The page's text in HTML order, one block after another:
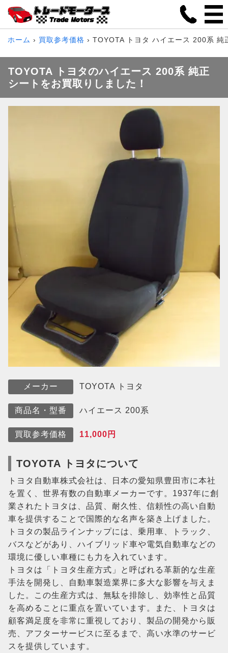
ホーム 買取参考価格 TOYOTA トヨタ ハイエース 200系 純
TOYOTA トヨタのハイエース 200系 純正
シートをお買取りしました！
メーカー TOYOTA トヨタ
商品名・型番 ハイエース 200系
買取参考価格 11,000円
TOYOTA トヨタについて
トヨタ自動車株式会社は、日本の愛知県豊田市に本社
を置く、世界有数の自動車メーカーです。1937年に創
業されたトヨタは、品質、耐久性、信頼性の高い自動
車を提供することで国際的な名声を築き上げました。
トヨタの製品ラインナップには、乗用車、トラック、
バスなどがあり、ハイブリッド車や電気自動車などの
環境に優しい車種にも力を入れています。
トヨタは「トヨタ生産方式」と呼ばれる革新的な生産
手法を開発し、自動車製造業界に多大な影響を与えま
した。この生産方式は、無駄を排除し、効率性と品質
を高めることに重点を置いています。また、トヨタは
顧客満足度を非常に重視しており、製品の開発から販
売、アフターサービスに至るまで、高い水準のサービ
スを提供しています。